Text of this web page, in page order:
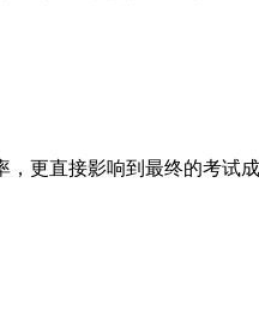
更直接影响到最终的考试